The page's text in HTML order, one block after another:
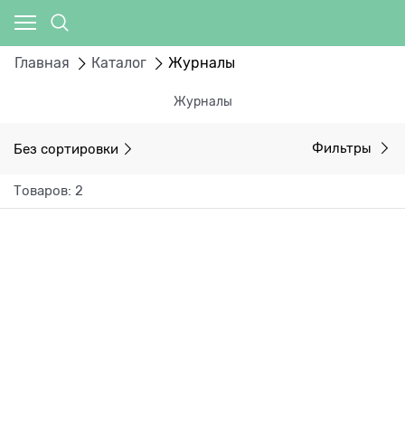
Главная Каталог Журналы
Журналы
Без сортировки Фильтры
Товаров: 2